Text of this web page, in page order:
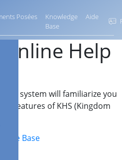
Posées
Knowledge
Base
Aide
Online Help
Help system will familiarize you
features of KHS (Kingdom
Base